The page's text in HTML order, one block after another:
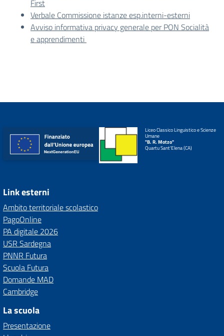
First
Verbale Commissione istanze esp.interni-esterni
Avviso informativa privacy generale per PON Socialità
e apprendimenti
Liceo Classico Linguistico e Scienze
Umane
"B. R. Motzo"
Quartu Sant'Elena (CA)
Link esterni
Ambito territoriale scolastico
PagoOnline
PA digitale 2026
USR Sardegna
PNNR Futura
Scuola Futura
Domande MAD
Cambridge
La scuola
Presentazione